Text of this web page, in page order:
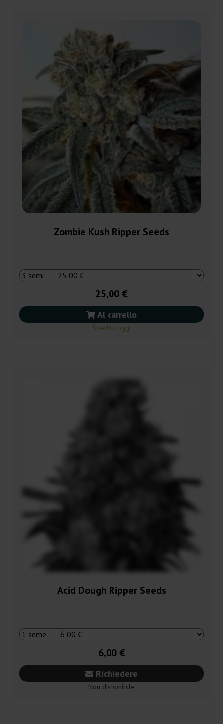
Zombie Kush Ripper Seeds
25,00 €
Al carrello
Spedito oggi
Acid Dough Ripper Seeds
6,00 €
Richiedere
Non disponibile